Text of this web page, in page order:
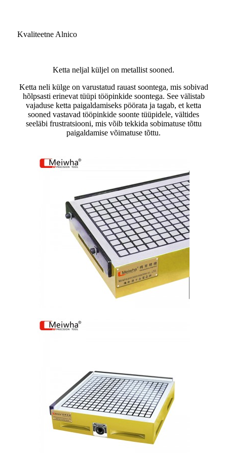
Kvaliteetne Alnico
Ketta neljal küljel on metallist sooned.
Ketta neli külge on varustatud rauast soontega, mis sobivad
hõlpsasti erinevat tüüpi tööpinkide soontega. See välistab
vajaduse ketta paigaldamiseks pöörata ja tagab, et ketta
sooned vastavad tööpinkide soonte tüüpidele, vältides
seeläbi frustratsiooni, mis võib tekkida sobimatuse tõttu
paigaldamise võimatuse tõttu.